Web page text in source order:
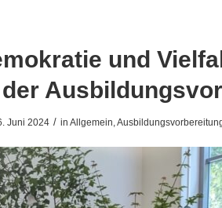
und
der
Juni 2024 / in Allgemein,